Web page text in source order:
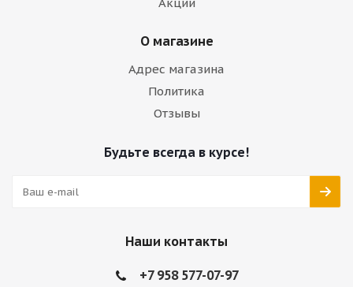
О магазине
Адрес магазина
Политика
Отзывы
Будьте всегда в курсе!
Наши контакты
+7 958 577-07-97